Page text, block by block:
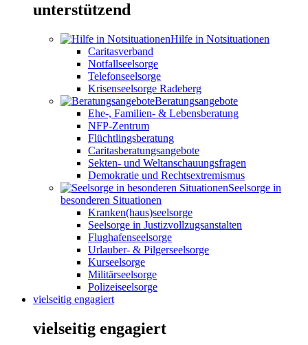
unterstützend
Hilfe in Notsituationen
Caritasverband
Notfallseelsorge
Telefonseelsorge
Krisenseelsorge Radeberg
Beratungsangebote
Ehe-, Familien- & Lebensberatung
NFP-Zentrum
Flüchtlingsberatung
Caritasberatungsangebote
Sekten- und Weltanschauungsfragen
Demokratie und Rechtsextremismus
Seelsorge in
besonderen Situationen
Kranken(haus)seelsorge
Seelsorge in Justizvollzugsanstalten
Flughafenseelsorge
Urlauber- & Pilgerseelsorge
Kurseelsorge
Militärseelsorge
Polizeiseelsorge
vielseitig engagiert
vielseitig engagiert